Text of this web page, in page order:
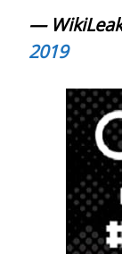
—
2019